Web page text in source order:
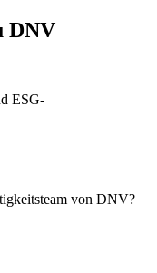
DNV
ESG-
von DNV?